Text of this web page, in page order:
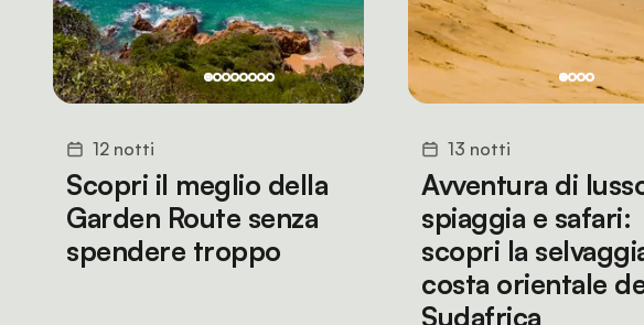
12 notti
Scopri il meglio della
Garden Route senza
spendere troppo
13 notti
Avventura di
spiaggia e safari:
scopri la
costa orientale
Sudafrica